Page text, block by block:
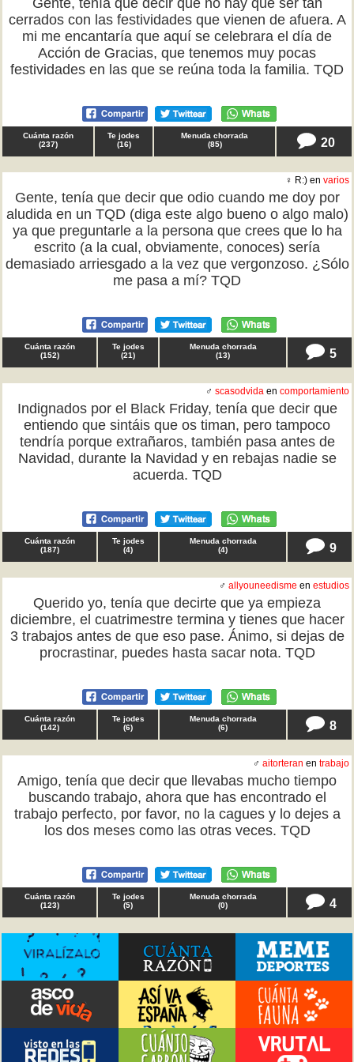
Gente, tenía que decir que no hay que ser tan
cerrados con las festividades que vienen de afuera. A
mi me encantaría que aquí se celebrara el día de
Acción de Gracias, que tenemos muy pocas
festividades en las que se reúna toda la familia. TQD
Cuánta razón
(237)
Te jodes
(16)
Menuda chorrada
(85) 20
♀ R:) en varios
Gente, tenía que decir que odio cuando me doy por
aludida en un TQD (diga este algo bueno o algo malo)
ya que preguntarle a la persona que crees que lo ha
escrito (a la cual, obviamente, conoces) sería
demasiado arriesgado a la vez que vergonzoso. ¿Sólo
me pasa a mí? TQD
Cuánta razón
(152)
Te jodes
(21)
Menuda chorrada
(13) 5
♂ scasodvida en comportamiento
Indignados por el Black Friday, tenía que decir que
entiendo que sintáis que os timan, pero tampoco
tendría porque extrañaros, también pasa antes de
Navidad, durante la Navidad y en rebajas nadie se
acuerda. TQD
Cuánta razón
(187)
Te jodes
(4)
Menuda chorrada
(4) 9
♂ allyouneedisme en estudios
Querido yo, tenía que decirte que ya empieza
diciembre, el cuatrimestre termina y tienes que hacer
3 trabajos antes de que eso pase. Ánimo, si dejas de
procrastinar, puedes hasta sacar nota. TQD
Cuánta razón
(142)
Te jodes
(6)
Menuda chorrada
(6) 8
♂ aitorteran en trabajo
Amigo, tenía que decir que llevabas mucho tiempo
buscando trabajo, ahora que has encontrado el
trabajo perfecto, por favor, no la cagues y lo dejes a
los dos meses como las otras veces. TQD
Cuánta razón
(123)
Te jodes
(5)
Menuda chorrada
(0) 4